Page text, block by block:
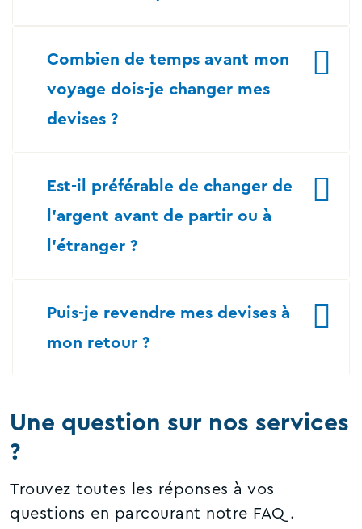
Combien de temps avant mon
voyage dois-je changer mes
devises ?
Est-il préférable de changer de
l’argent avant de partir ou à
l’étranger ?
Puis-je revendre mes devises à
mon retour ?
Une question sur nos services
?
Trouvez toutes les réponses à vos
questions en parcourant notre FAQ.